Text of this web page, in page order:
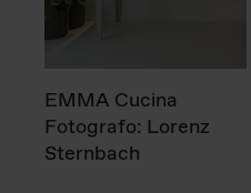
EMMA Cucina
Fotografo: Lorenz
Sternbach